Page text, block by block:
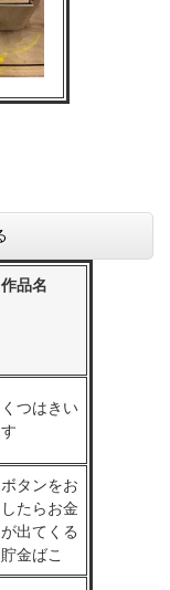
作品名
くつはきい
す
ボタンをお
したらお金
が出てくる
貯金ばこ